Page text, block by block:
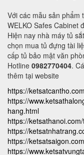
Với các mẫu sản phẩm
WELKO Safes Cabinet
Hiện nay nhà máy tủ
chọn mua tủ đựng tài
cấp tủ bảo mật văn
Hotline 0982770404.
thêm tại website
https://
https://
hang.html
https://
https://
https://
https://